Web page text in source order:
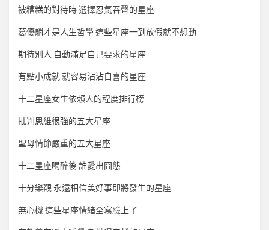
被糟糕的對待時 選擇忍氣吞聲的星座
葛優躺才是人生哲學 這些星座一到放假就不想動
期待別人 自動滿足自己要求的星座
有點小成就 就容易沾沾自喜的星座
十二星座女生依賴人的程度排行榜
批判思維很強的五大星座
聖母情節嚴重的五大星座
十二星座喝醉後 誰愛出囧態
十分樂觀 永遠相信美好事即將發生的星座
無心機 這些星座情緒全寫臉上了